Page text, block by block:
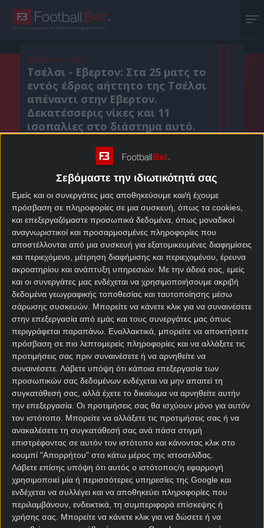
Σεβόμαστε την ιδιωτικότητά σας
Εμείς και οι συνεργάτες μας αποθηκεύουμε και/ή έχουμε
πρόσβαση σε πληροφορίες σε μια συσκευή, όπως τα cookies,
και επεξεργαζόμαστε προσωπικά δεδομένα, όπως μοναδικοί
αναγνωριστικοί και προσαρμοσμένες πληροφορίες που
αποστέλλονται από μια συσκευή για εξατομικευμένες διαφημίσεις
και περιεχόμενο, μέτρηση διαφήμισης και περιεχομένου, έρευνα
ακροατηρίου και ανάπτυξη υπηρεσιών. Με την άδειά σας, εμείς
και οι συνεργάτες μας ενδέχεται να χρησιμοποιήσουμε ακριβή
δεδομένα γεωγραφικής τοποθεσίας και ταυτοποίησης μέσω
σάρωσης συσκευών. Μπορείτε να κάνετε κλικ για να συναινέσετε
στην επεξεργασία από εμάς και τους συνεργάτες μας όπως
περιγράφεται παραπάνω. Εναλλακτικά, μπορείτε να αποκτήσετε
πρόσβαση σε πιο λεπτομερείς πληροφορίες και να αλλάξετε τις
προτιμήσεις σας πριν συναινέσετε ή να αρνηθείτε να
συναινέσετε. Λάβετε υπόψη ότι κάποια επεξεργασία των
προσωπικών σας δεδομένων ενδέχεται να μην απαιτεί τη
συγκατάθεσή σας, αλλά έχετε το δικαίωμα να αρνηθείτε αυτήν
την επεξεργασία. Οι προτιμήσεις σας θα ισχύουν μόνο για αυτόν
τον ιστότοπο. Μπορείτε να αλλάξετε τις προτιμήσεις σας ή να
ανακαλέσετε τη συγκατάθεσή σας ανά πάσα στιγμή
επιστρέφοντας σε αυτόν τον ιστότοπο και κάνοντας κλικ στο
κουμπί "Απορρήτου" στο κάτω μέρος της ιστοσελίδας.
Λάβετε επίσης υπόψη ότι αυτός ο ιστότοπος/η εφαρμογή
χρησιμοποιεί μία ή περισσότερες υπηρεσίες της Google και
ενδέχεται να συλλέγει και να αποθηκεύει πληροφορίες που
περιλαμβάνουν, ενδεικτικά, τη συμπεριφορά επίσκεψης ή
χρήσης σας. Μπορείτε να κάνετε κλικ για να δώσετε ή να
Με την υπογραφή του Χρήστου Σωτηρακόπουλου
8 Μαρτίου 2021
Τσέλσι - Εβερτον: Στα 25 ματς το
εντός έδρας αήττητο της Τσέλσι
απέναντι στην Εβερτον.
Δεκατέσσερις νίκες και 11
ισοπαλίες στο διάστημα αυτό.
Κοιν. :
Πρόσθεσε το Footballbet.gr στην Google
ΣΤΟΙΧΗΜΑΤΙΚΕΣ ΠΡΟΣΦΟΡΕΣ *
Αρχική Σελίδα
Χρήστος Σωτηρακόπουλος
Προγνωστικά
Βαθμολογίες - Στατιστικά
Κουπόνι
Πρόγραμμα TV
Προσφορές*